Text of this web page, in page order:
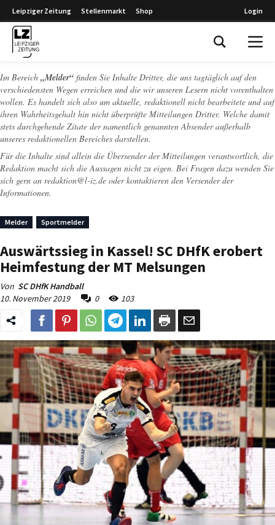
Leipziger Zeitung Stellenmarkt Shop Login
Im Bereich „Melder“ finden Sie Inhalte Dritter, die uns tagtäglich auf den
verschiedensten Wegen erreichen und die wir unseren Lesern nicht vorenthalten
wollen. Es handelt sich also um aktuelle, redaktionell nicht bearbeitete und auf
ihren Wahrheitsgehalt hin nicht überprüfte Mitteilungen Dritter. Welche damit
stets durchgehende Zitate der namentlich genannten Absender außerhalb
unseres redaktionellen Bereiches darstellen.
Für die Inhalte sind allein die Übersender der Mitteilungen verantwortlich, die
Redaktion macht sich die Aussagen nicht zu eigen. Bei Fragen dazu wenden Sie
sich gern an redaktion@l-iz.de oder kontaktieren den Versender der
Informationen.
Melder Sportmelder
Auswärtssieg in Kassel! SC DHfK erobert
Heimfestung der MT Melsungen
Von SC DHfK Handball
10. November 2019
0 103